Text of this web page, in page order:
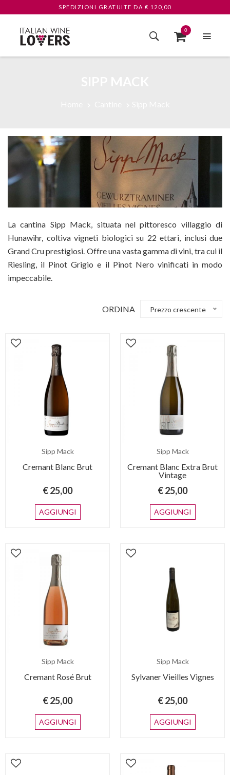
SPEDIZIONI GRATUITE DA € 120,00
0
La cantina Sipp Mack, situata nel pittoresco villaggio di
Hunawihr, coltiva vigneti biologici su 22 ettari, inclusi due
Grand Cru prestigiosi. Offre una vasta gamma di vini, tra cui il
Riesling, il Pinot Grigio e il Pinot Nero vinificati in modo
impeccabile.
ORDINA Prezzo crescente
Sipp Mack
Cremant Blanc Brut
€ 25,00
AGGIUNGI
Sipp Mack
Cremant Blanc Extra Brut
Vintage
€ 25,00
AGGIUNGI
Sipp Mack
Cremant Rosé Brut
€ 25,00
AGGIUNGI
Sipp Mack
Sylvaner Vieilles Vignes
€ 25,00
AGGIUNGI